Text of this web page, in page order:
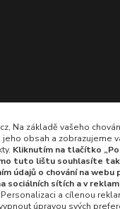
Na základě vašeho
obsah a zobrazujeme
Kliknutím na tlačítko
tuto lištu souhlasíte
údajů o chování na webu
sociálních sítích a v
a cílenou
úpravou svých